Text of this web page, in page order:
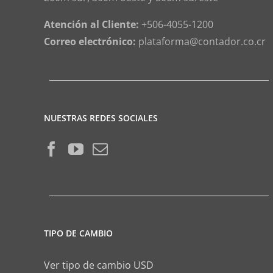
Atención al Cliente: +506-4055-1200
Correo electrónico: plataforma@contador.co.cr
NUESTRAS REDES SOCIALES
TIPO DE CAMBIO
Ver tipo de cambio USD